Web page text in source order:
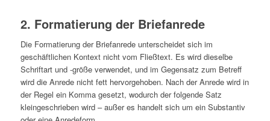
2. Formatierung der Briefanrede
Die Formatierung der Briefanrede unterscheidet sich im
geschäftlichen Kontext nicht vom Fließtext. Es wird dieselbe
Schriftart und -größe verwendet, und im Gegensatz zum Betreff
wird die Anrede nicht fett hervorgehoben. Nach der Anrede wird in
der Regel ein Komma gesetzt, wodurch der folgende Satz
kleingeschrieben wird – außer es handelt sich um ein Substantiv